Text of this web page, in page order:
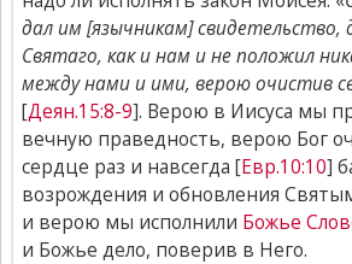
дал им [язычникам] свидетельство,
Святаго, как и нам и не положил
между нами и ими, верою очистив
[Деян.15:8-9]. Верою в Иисуса мы
вечную праведность, верою Бог
сердце раз и навсегда [Евр.10:10]
возрождения и обновления
и верою мы исполнили Божье
и Божье дело, поверив в Него.